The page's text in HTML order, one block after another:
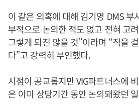
이 같은 의혹에 대해 김기영 DMS 부
부적으로 논의한 적도 없고 전혀 고
그렇게 되진 않을 것”이라며 “직을
다”고 강력히 부인했다.
시점이 공교롭지만 VIG파트너스에
은 이미 상당기간 동안 논의돼왔던